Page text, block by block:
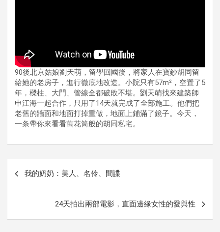
90後北京姑娘劉天萌，留學回國後，將家人在寶鈔胡同留
給她的老房子，進行徹底地改造。小院只有57m²，空置了5
年，樑柱、大門、管線全都破敗不堪。劉天萌找來建築師
申江海一起合作，只用了14天就完成了全部施工。他們把
老舊的牆面和地面打掉重做，地面上鋪滿了鏡子。今天，
一条帶你來看看萬花筒般的胡同私宅。
我的奶奶：美人、名伶、間諜
24天拍出兩部電影，直面邊緣女性的愛與性